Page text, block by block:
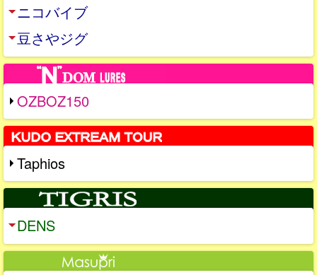
ニコバイブ
豆さやジグ
OZBOZ150
Taphios
DENS